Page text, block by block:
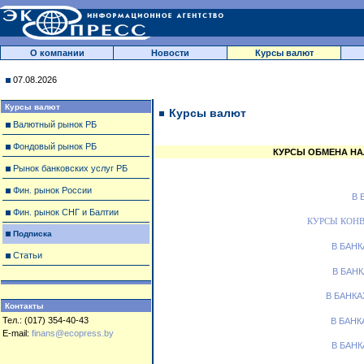
О компании Новости Курсы валют
07.08.2026
Курсы валют
Валютный рынок РБ
Фондовый рынок РБ
Рынок банковских услуг РБ
Фин. рынок России
Фин. рынок СНГ и Балтии
Подписка
Статьи
Контакты
Тел.: (017) 354-40-43
E-mail: finans@ecopress.by
Курсы валют
КУРСЫ ОБМЕНА
В
КУРСЫ
В
В
В
В
В